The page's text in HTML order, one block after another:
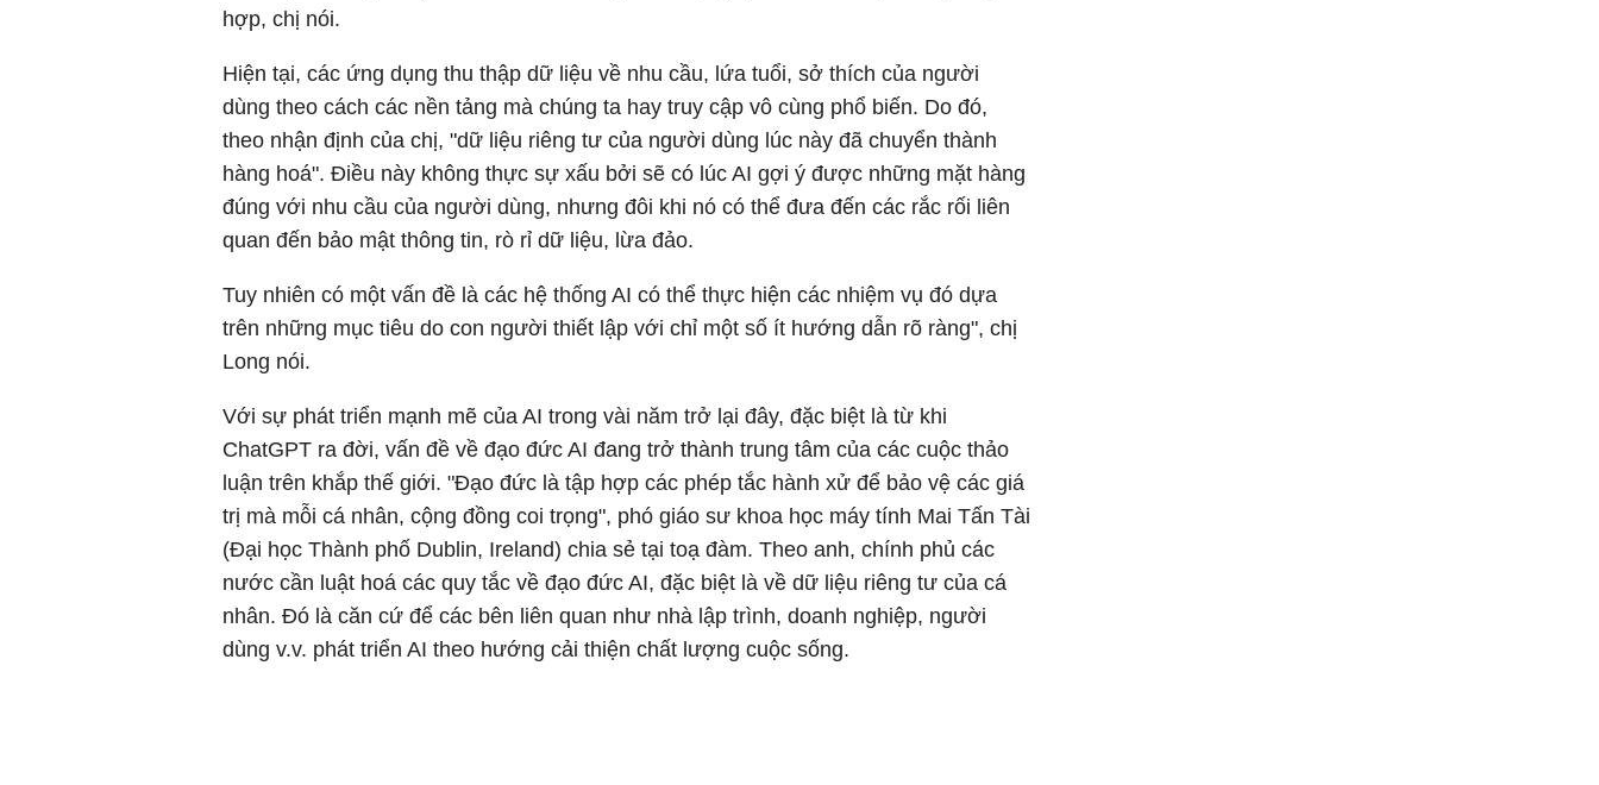
hợp, chị nói.
Hiện tại, các ứng dụng thu thập dữ liệu về nhu cầu, lứa tuổi, sở thích của người
dùng theo cách các nền tảng mà chúng ta hay truy cập vô cùng phổ biến. Do đó,
theo nhận định của chị, "dữ liệu riêng tư của người dùng lúc này đã chuyển thành
hàng hoá". Điều này không thực sự xấu bởi sẽ có lúc AI gợi ý được những mặt hàng
đúng với nhu cầu của người dùng, nhưng đôi khi nó có thể đưa đến các rắc rối liên
quan đến bảo mật thông tin, rò rỉ dữ liệu, lừa đảo.
Tuy nhiên có một vấn đề là các hệ thống AI có thể thực hiện các nhiệm vụ đó dựa
trên những mục tiêu do con người thiết lập với chỉ một số ít hướng dẫn rõ ràng", chị
Long nói.
Với sự phát triển mạnh mẽ của AI trong vài năm trở lại đây, đặc biệt là từ khi
ChatGPT ra đời, vấn đề về đạo đức AI đang trở thành trung tâm của các cuộc thảo
luận trên khắp thế giới. "Đạo đức là tập hợp các phép tắc hành xử để bảo vệ các giá
trị mà mỗi cá nhân, cộng đồng coi trọng", phó giáo sư khoa học máy tính Mai Tấn Tài
(Đại học Thành phố Dublin, Ireland) chia sẻ tại toạ đàm. Theo anh, chính phủ các
nước cần luật hoá các quy tắc về đạo đức AI, đặc biệt là về dữ liệu riêng tư của cá
nhân. Đó là căn cứ để các bên liên quan như nhà lập trình, doanh nghiệp, người
dùng v.v. phát triển AI theo hướng cải thiện chất lượng cuộc sống.